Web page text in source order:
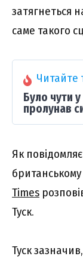
затягнеться
саме такого
Читайте
Було чути
пролунав
Як повідомляє
Times
Туск.
Туск